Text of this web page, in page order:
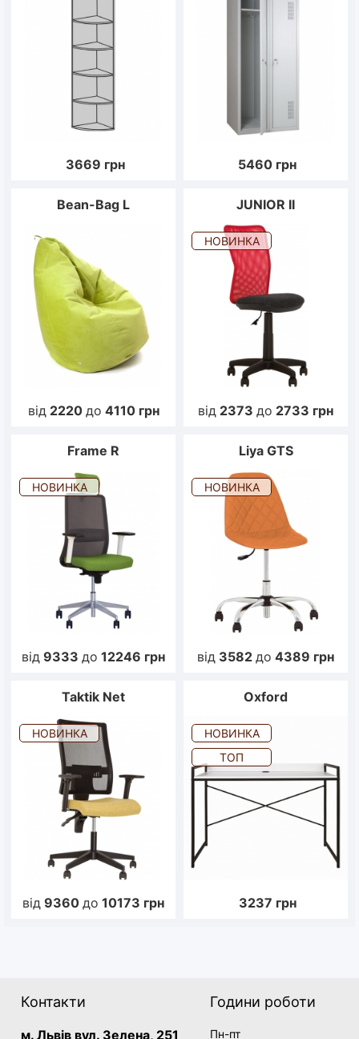
3669 грн 5460 грн
Bean-Bag L
від 2220 до 4110 грн
JUNIOR II
НОВИНКА
від 2373 до 2733 грн
Frame R
НОВИНКА
від 9333 до 12246 грн
Liya GTS
НОВИНКА
від 3582 до 4389 грн
Taktik Net
НОВИНКА
від 9360 до 10173 грн
Oxford
НОВИНКА
ТОП
3237 грн
Контакти
м. Львів вул. Зелена, 251
Години роботи
Пн-пт